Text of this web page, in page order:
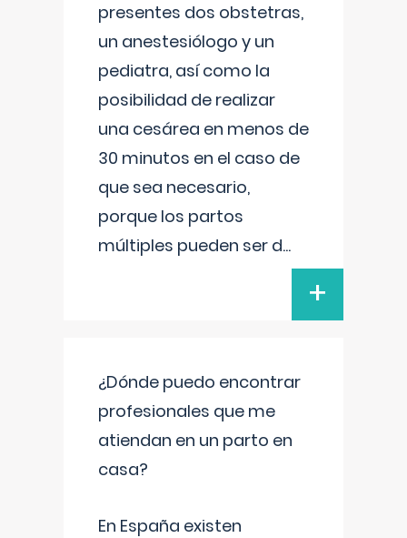
presentes dos obstetras,
un anestesiólogo y un
pediatra, así como la
posibilidad de realizar
una cesárea en menos de
30 minutos en el caso de
que sea necesario,
porque los partos
múltiples pueden ser d...
+
¿Dónde puedo encontrar
profesionales que me
atiendan en un parto en
casa?
En España existen